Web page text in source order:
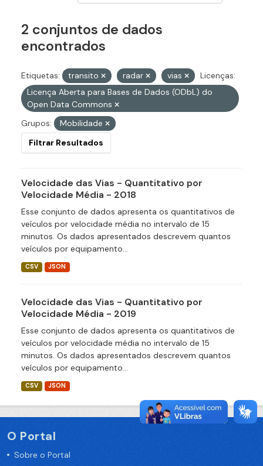
2 conjuntos de dados
encontrados
Etiquetas: transito radar vias
Licenças:
Licença Aberta para Bases de Dados (ODbL) do
Open Data Commons
Grupos:
Mobilidade
Filtrar Resultados
Velocidade das Vias - Quantitativo por
Velocidade Média - 2018
Esse conjunto de dados apresenta os quantitativos de
veículos por velocidade média no intervalo de 15
minutos. Os dados apresentados descrevem quantos
veículos por equipamento...
CSV JSON
Velocidade das Vias - Quantitativo por
Velocidade Média - 2019
Esse conjunto de dados apresenta os quantitativos de
veículos por velocidade média no intervalo de 15
minutos. Os dados apresentados descrevem quantos
veículos por equipamento...
CSV JSON
O Portal
Sobre o Portal